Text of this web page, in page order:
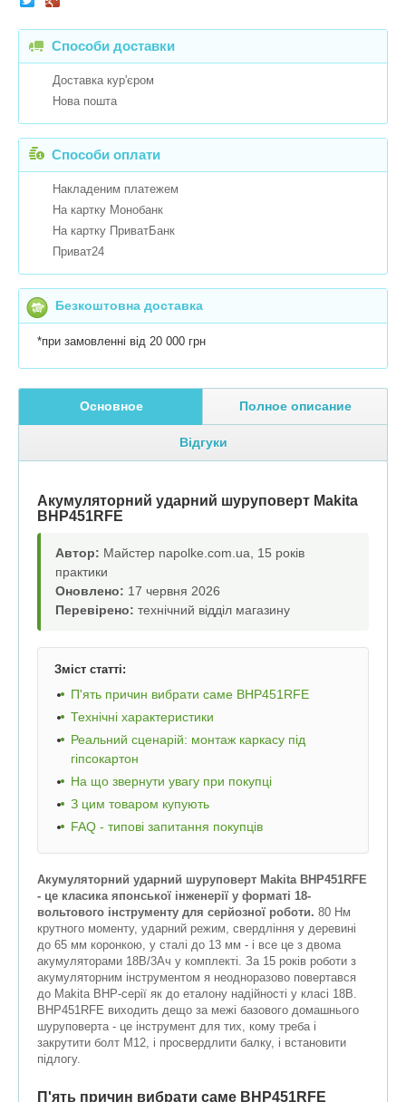
Способи доставки
Доставка кур'єром
Нова пошта
Способи оплати
Накладеним платежем
На картку Монобанк
На картку ПриватБанк
Приват24
Безкоштовна доставка
*при замовленні від 20 000 грн
Основное Полное описание
Відгуки
Акумуляторний ударний шуруповерт Makita
BHP451RFE
Автор: Майстер napolke.com.ua, 15 років
практики
Оновлено: 17 червня 2026
Перевірено: технічний відділ магазину
Зміст статті:
П'ять причин вибрати саме BHP451RFE
Технічні характеристики
Реальний сценарій: монтаж каркасу під
гіпсокартон
На що звернути увагу при покупці
З цим товаром купують
FAQ - типові запитання покупців
Акумуляторний ударний шуруповерт Makita BHP451RFE
- це класика японської інженерії у форматі 18-
вольтового інструменту для серйозної роботи. 80 Нм
крутного моменту, ударний режим, свердління у деревині
до 65 мм коронкою, у сталі до 13 мм - і все це з двома
акумуляторами 18В/3Ач у комплекті. За 15 років роботи з
акумуляторним інструментом я неодноразово повертався
до Makita BHP-серії як до еталону надійності у класі 18В.
BHP451RFE виходить дещо за межі базового домашнього
шуруповерта - це інструмент для тих, кому треба і
закрутити болт М12, і просвердлити балку, і встановити
підлогу.
П'ять причин вибрати саме BHP451RFE